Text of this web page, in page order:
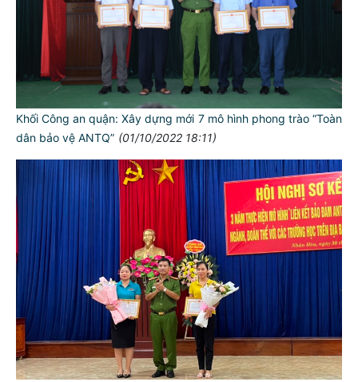
Khối Công an quận: Xây dựng mới 7 mô hình phong trào “Toàn
dân bảo vệ ANTQ” (01/10/2022 18:11)